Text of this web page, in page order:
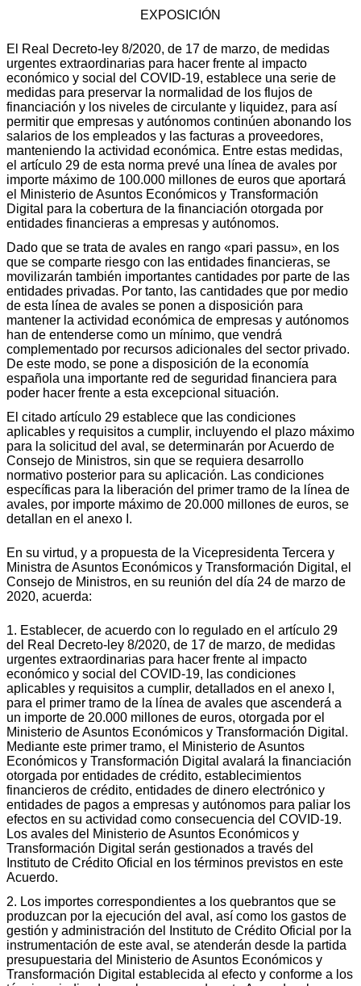
EXPOSICIÓN
El Real Decreto-ley 8/2020, de 17 de marzo, de medidas
urgentes extraordinarias para hacer frente al impacto
económico y social del COVID-19, establece una serie de
medidas para preservar la normalidad de los flujos de
financiación y los niveles de circulante y liquidez, para así
permitir que empresas y autónomos continúen abonando los
salarios de los empleados y las facturas a proveedores,
manteniendo la actividad económica. Entre estas medidas,
el artículo 29 de esta norma prevé una línea de avales por
importe máximo de 100.000 millones de euros que aportará
el Ministerio de Asuntos Económicos y Transformación
Digital para la cobertura de la financiación otorgada por
entidades financieras a empresas y autónomos.
Dado que se trata de avales en rango «pari passu», en los
que se comparte riesgo con las entidades financieras, se
movilizarán también importantes cantidades por parte de las
entidades privadas. Por tanto, las cantidades que por medio
de esta línea de avales se ponen a disposición para
mantener la actividad económica de empresas y autónomos
han de entenderse como un mínimo, que vendrá
complementado por recursos adicionales del sector privado.
De este modo, se pone a disposición de la economía
española una importante red de seguridad financiera para
poder hacer frente a esta excepcional situación.
El citado artículo 29 establece que las condiciones
aplicables y requisitos a cumplir, incluyendo el plazo máximo
para la solicitud del aval, se determinarán por Acuerdo de
Consejo de Ministros, sin que se requiera desarrollo
normativo posterior para su aplicación. Las condiciones
específicas para la liberación del primer tramo de la línea de
avales, por importe máximo de 20.000 millones de euros, se
detallan en el anexo I.
En su virtud, y a propuesta de la Vicepresidenta Tercera y
Ministra de Asuntos Económicos y Transformación Digital, el
Consejo de Ministros, en su reunión del día 24 de marzo de
2020, acuerda:
1. Establecer, de acuerdo con lo regulado en el artículo 29
del Real Decreto-ley 8/2020, de 17 de marzo, de medidas
urgentes extraordinarias para hacer frente al impacto
económico y social del COVID-19, las condiciones
aplicables y requisitos a cumplir, detallados en el anexo I,
para el primer tramo de la línea de avales que ascenderá a
un importe de 20.000 millones de euros, otorgada por el
Ministerio de Asuntos Económicos y Transformación Digital.
Mediante este primer tramo, el Ministerio de Asuntos
Económicos y Transformación Digital avalará la financiación
otorgada por entidades de crédito, establecimientos
financieros de crédito, entidades de dinero electrónico y
entidades de pagos a empresas y autónomos para paliar los
efectos en su actividad como consecuencia del COVID-19.
Los avales del Ministerio de Asuntos Económicos y
Transformación Digital serán gestionados a través del
Instituto de Crédito Oficial en los términos previstos en este
Acuerdo.
2. Los importes correspondientes a los quebrantos que se
produzcan por la ejecución del aval, así como los gastos de
gestión y administración del Instituto de Crédito Oficial por la
instrumentación de este aval, se atenderán desde la partida
presupuestaria del Ministerio de Asuntos Económicos y
Transformación Digital establecida al efecto y conforme a los